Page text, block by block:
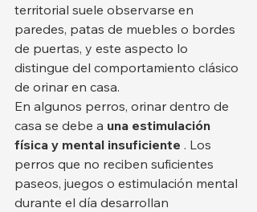
territorial suele observarse en
paredes, patas de muebles o bordes
de puertas, y este aspecto lo
distingue del comportamiento clásico
de orinar en casa.
En algunos perros, orinar dentro de
casa se debe a una estimulación
física y mental insuficiente . Los
perros que no reciben suficientes
paseos, juegos o estimulación mental
durante el día desarrollan